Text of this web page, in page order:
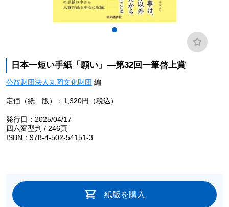
日本一短い手紙「願い」―第32回一筆啓上賞
公益財団法人丸岡文化財団 編
定価（紙 版）：1,320円（税込）
発行日：2025/04/17
四六変型判 / 246頁
ISBN：978-4-502-54151-3
紙版を購入